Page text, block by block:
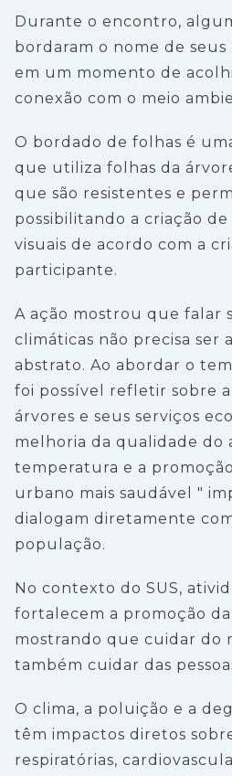
Durante o encontro,
bordaram o nome de seus
em um momento de
conexão com o meio
O bordado de folhas é
que utiliza folhas da
que são resistentes e
possibilitando a criação
visuais de acordo com a
participante.
A ação mostrou que falar
climáticas não precisa ser
abstrato. Ao abordar o
foi possível refletir sobre
árvores e seus serviços
melhoria da qualidade do
temperatura e a
urbano mais saudável "
dialogam diretamente
população.
No contexto do SUS,
fortalecem a promoção
mostrando que cuidar do
também cuidar das
O clima, a poluição e a
têm impactos diretos
respiratórias,